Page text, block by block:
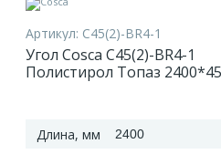
Артикул: C45(2)-BR4-1
Угол Cosca C45(2)-BR4-1
Полистирол Топаз
Длина, мм 2400